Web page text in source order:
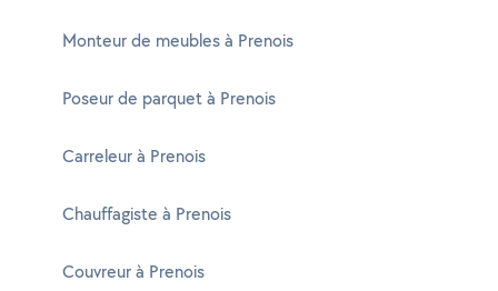
Monteur de meubles à Prenois
Poseur de parquet à Prenois
Carreleur à Prenois
Chauffagiste à Prenois
Couvreur à Prenois